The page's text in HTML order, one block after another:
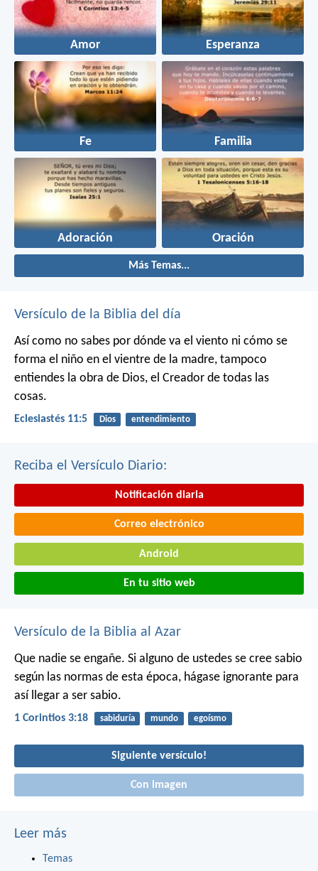
Amor Esperanza
Fe Familia
Adoración Oración
Más Temas...
Versículo de la Biblia del día
Así como no sabes por dónde va el viento ni cómo se
forma el niño en el vientre de la madre, tampoco
entiendes la obra de Dios, el Creador de todas las
cosas.
Eclesiastés 11:5 Dios entendimiento
Reciba el Versículo Diario:
Notificación diaria
Correo electrónico
Android
En tu sitio web
Versículo de la Biblia al Azar
Que nadie se engañe. Si alguno de ustedes se cree sabio
según las normas de esta época, hágase ignorante para
así llegar a ser sabio.
1 Corintios 3:18 sabiduría mundo egoísmo
Siguiente versículo!
Con imagen
Leer más
Temas